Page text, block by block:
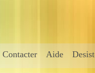
Contacter Aide